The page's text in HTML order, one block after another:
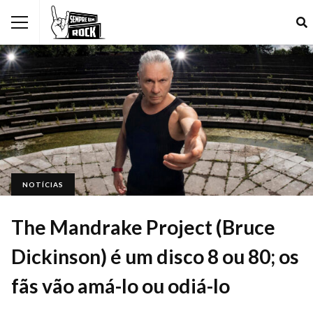
NOTÍCIAS
The Mandrake Project (Bruce
Dickinson) é um disco 8 ou 80; os
fãs vão amá-lo ou odiá-lo